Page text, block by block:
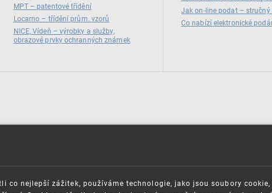
MPT – patentové třídění
Locarno – třídění prům. vzorů
NICE, Vídeň – výrobky a služby,
obrazové prvky ochranných známek
Jak on-line podat – stručný
Co nabízí elektronické
co nejlepší zážitek, používáme technologie, jako jsou soubory